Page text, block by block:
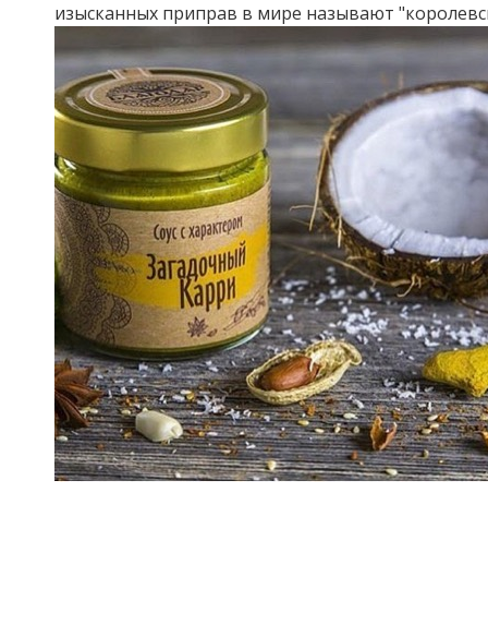
изысканных приправ в мире называют